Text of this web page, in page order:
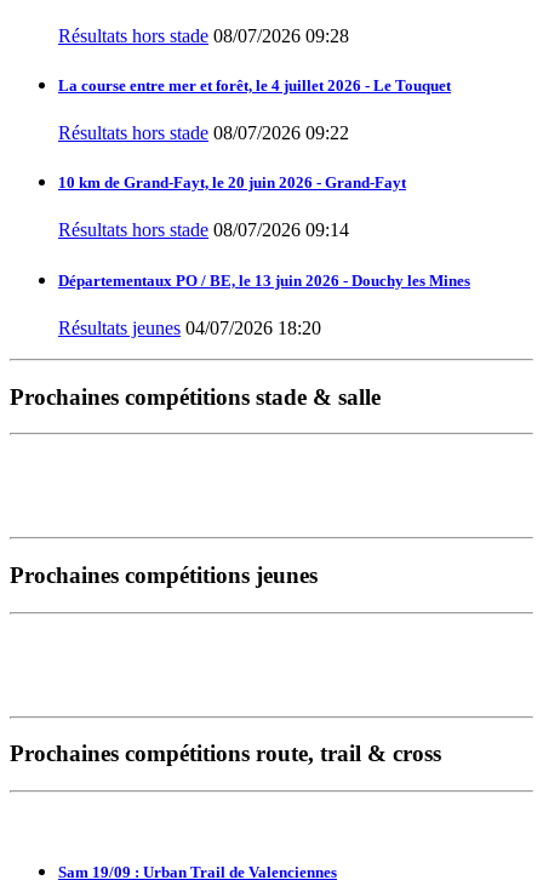
Résultats hors stade 08/07/2026 09:28
La course entre mer et forêt, le 4 juillet 2026 - Le Touquet
Résultats hors stade 08/07/2026 09:22
10 km de Grand-Fayt, le 20 juin 2026 - Grand-Fayt
Résultats hors stade 08/07/2026 09:14
Départementaux PO / BE, le 13 juin 2026 - Douchy les Mines
Résultats jeunes 04/07/2026 18:20
Prochaines compétitions stade & salle
Prochaines compétitions jeunes
Prochaines compétitions route, trail & cross
Sam 19/09 : Urban Trail de Valenciennes